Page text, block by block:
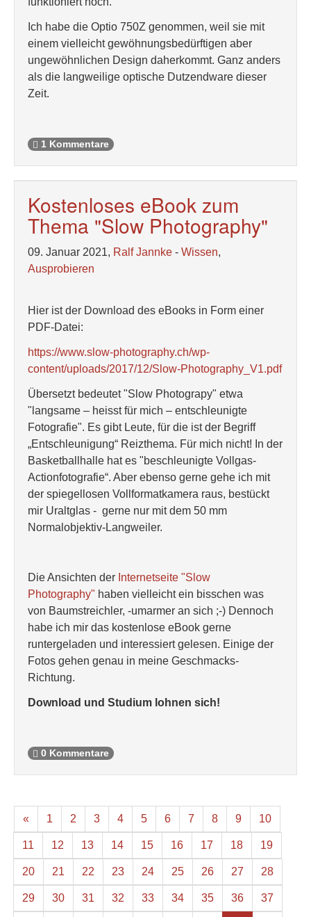
Ich habe die Optio 750Z genommen, weil sie mit
einem vielleicht gewöhnungsbedürftigen aber
ungewöhnlichen Design daherkommt. Ganz anders
als die langweilige optische Dutzendware dieser
Zeit.
1 Kommentare
Kostenloses eBook zum
Thema "Slow Photography"
09. Januar 2021, Ralf Jannke - Wissen,
Ausprobieren
Hier ist der Download des eBooks in Form einer
PDF-Datei:
https://www.slow-photography.ch/wp-
content/uploads/2017/12/Slow-Photography_V1.pdf
Übersetzt bedeutet "Slow Photograpy" etwa
"langsame – heisst für mich – entschleunigte
Fotografie". Es gibt Leute, für die ist der Begriff
„Entschleunigung“ Reizthema. Für mich nicht! In der
Basketballhalle hat es "beschleunigte Vollgas-
Actionfotografie“. Aber ebenso gerne gehe ich mit
der spiegellosen Vollformatkamera raus, bestückt
mir Uraltglas - gerne nur mit dem 50 mm
Normalobjektiv-Langweiler.
Die Ansichten der Internetseite "Slow
Photography" haben vielleicht ein bisschen was
von Baumstreichler, -umarmer an sich ;-) Dennoch
habe ich mir das kostenlose eBook gerne
runtergeladen und interessiert gelesen. Einige der
Fotos gehen genau in meine Geschmacks-
Richtung.
Download und Studium lohnen sich!
0 Kommentare
« 1 2 3 4 5 6 7 8 9 10
11 12 13 14 15 16 17 18 19
20 21 22 23 24 25 26 27 28
29 30 31 32 33 34 35 36 37